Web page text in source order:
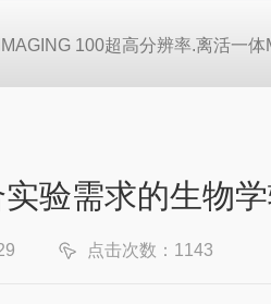
IMAGING 100超高分辨率.离活一
验需求的生物
点击次数：1143